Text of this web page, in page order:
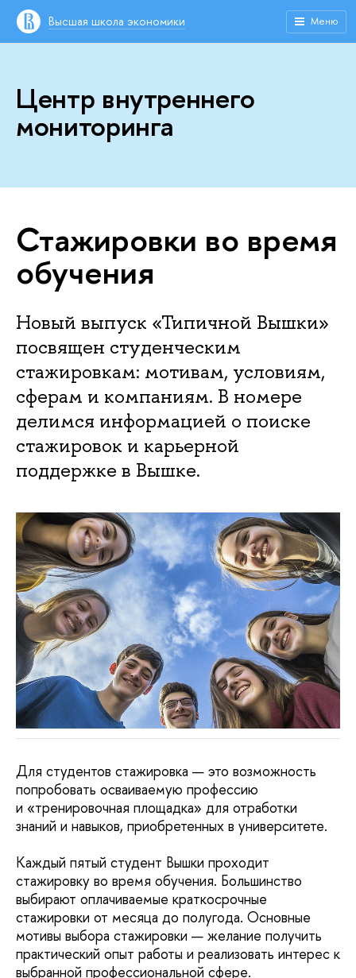
Высшая школа экономики Меню
Центр внутреннего
мониторинга
Стажировки во время
обучения
Новый выпуск «Типичной Вышки»
посвящен студенческим
стажировкам: мотивам, условиям,
сферам и компаниям. В номере
делимся информацией о поиске
стажировок и карьерной
поддержке в Вышке.
Для студентов стажировка — это возможность
попробовать осваиваемую профессию
и «тренировочная площадка» для отработки
знаний и навыков, приобретенных в университете.
Каждый пятый студент Вышки проходит
стажировку во время обучения. Большинство
выбирают оплачиваемые краткосрочные
стажировки от месяца до полугода. Основные
мотивы выбора стажировки — желание получить
практический опыт работы и реализовать интерес к
выбранной профессиональной сфере.